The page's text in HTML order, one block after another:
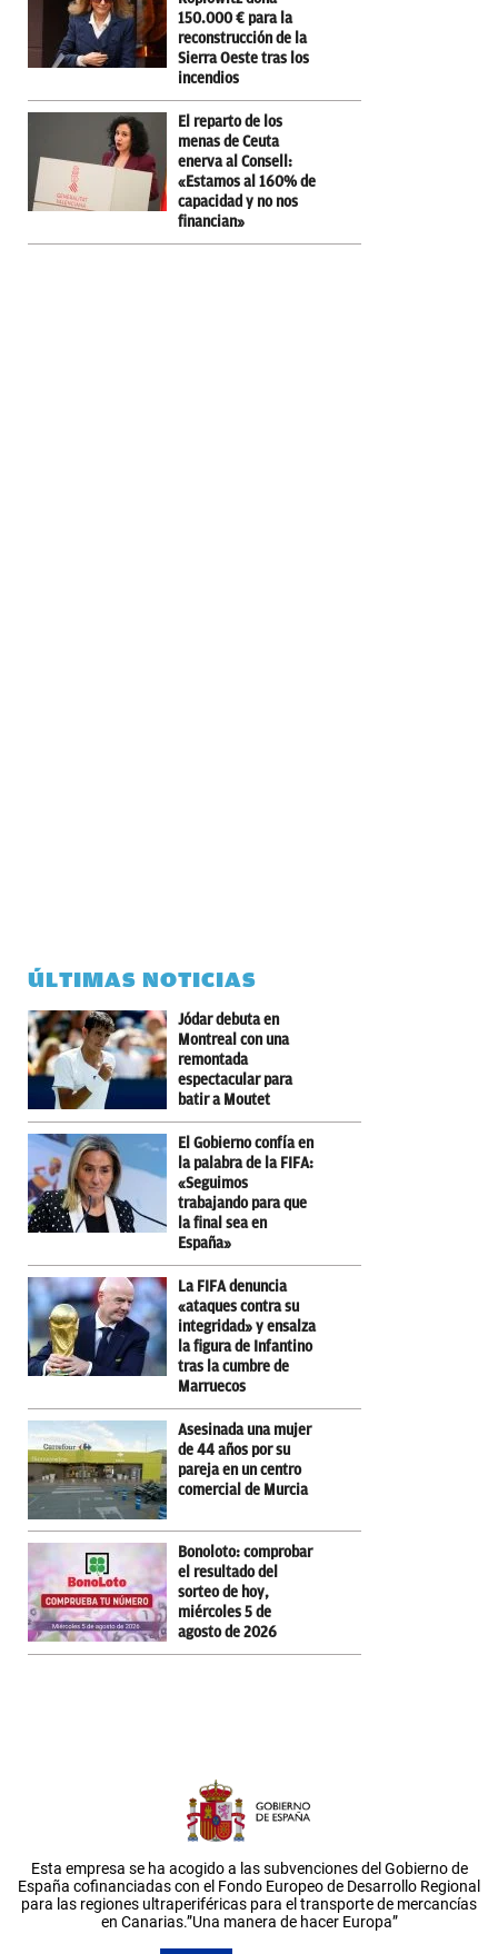
150.000 € para la
reconstrucción de la
Sierra Oeste tras los
incendios
El reparto de los
menas de Ceuta
enerva al Consell:
«Estamos al 160% de
capacidad y no nos
financian»
ÚLTIMAS NOTICIAS
Jódar debuta en
Montreal con una
remontada
espectacular para
batir a Moutet
El Gobierno confía en
la palabra de la FIFA:
«Seguimos
trabajando para que
la final sea en
España»
La FIFA denuncia
«ataques contra su
integridad» y ensalza
la figura de Infantino
tras la cumbre de
Marruecos
Asesinada una mujer
de 44 años por su
pareja en un centro
comercial de Murcia
Bonoloto: comprobar
el resultado del
sorteo de hoy,
miércoles 5 de
agosto de 2026
Esta empresa se ha acogido a las subvenciones del Gobierno de
España cofinanciadas con el Fondo Europeo de Desarrollo Regional
para las regiones ultraperiféricas para el transporte de mercancías
en Canarias.”Una manera de hacer Europa”